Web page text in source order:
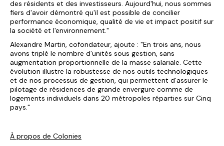
des résidents et des investisseurs. Aujourd'hui, nous sommes
fiers d'avoir démontré qu'il est possible de concilier
performance économique, qualité de vie et impact positif sur
la société et l'environnement."
Alexandre Martin, cofondateur, ajoute : "En trois ans, nous
avons triplé le nombre d’unités sous gestion, sans
augmentation proportionnelle de la masse salariale. Cette
évolution illustre la robustesse de nos outils technologiques
et de nos processus de gestion, qui permettent d’assurer le
pilotage de résidences de grande envergure comme de
logements individuels dans 20 métropoles réparties sur Cinq
pays."
À propos de Colonies